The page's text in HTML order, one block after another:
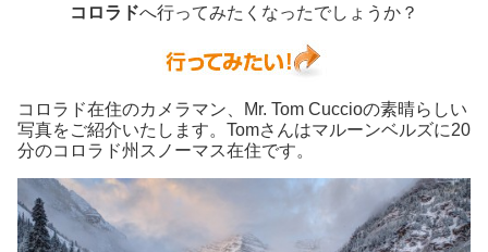
コロラドへ行ってみたくなったでしょうか？
コロラド在住のカメラマン、Mr. Tom Cuccioの素晴らしい
写真をご紹介いたします。Tomさんはマルーンベルズに20
分のコロラド州スノーマス在住です。